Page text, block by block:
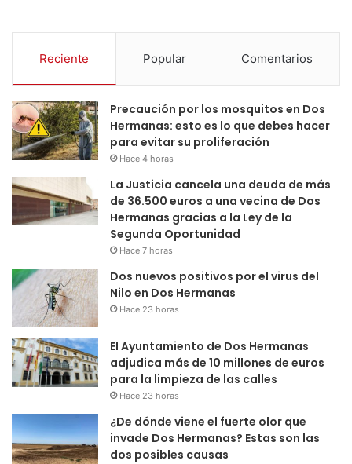
Reciente Popular Comentarios
Precaución por los mosquitos en Dos
Hermanas: esto es lo que debes hacer
para evitar su proliferación
Hace 4 horas
La Justicia cancela una deuda de más
de 36.500 euros a una vecina de Dos
Hermanas gracias a la Ley de la
Segunda Oportunidad
Hace 7 horas
Dos nuevos positivos por el virus del
Nilo en Dos Hermanas
Hace 23 horas
El Ayuntamiento de Dos Hermanas
adjudica más de 10 millones de euros
para la limpieza de las calles
Hace 23 horas
¿De dónde viene el fuerte olor que
invade Dos Hermanas? Estas son las
dos posibles causas